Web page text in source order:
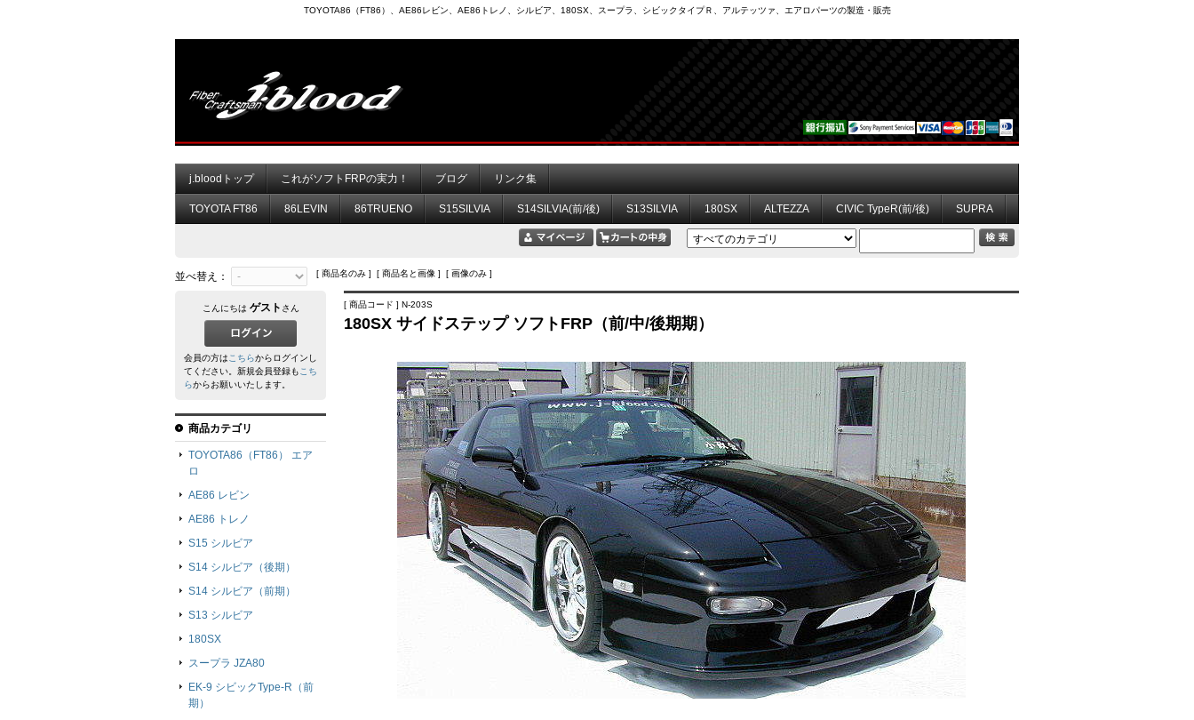
TOYOTA86（FT86）、AE86レビン、AE86トレノ、シルビア、180SX、スープラ、シビックタイプＲ、アルテッツァ、エアロパーツの製造・販売
j.bloodトップ これがソフトFRPの実力！ ブログ リンク集
TOYOTA FT86 86LEVIN 86TRUENO S15SILVIA S14SILVIA(前/後) S13SILVIA 180SX ALTEZZA CIVIC TypeR(前/後) SUPRA
並べ替え： [ 商品名のみ ] [ 商品名と画像 ] [ 画像のみ ]
[ 商品コード ] N-203S
180SX サイドステップ ソフトFRP（前/中/後期期）
こんにちは ゲスト さん
会員の方はこちらからログインし
てください。新規会員登録もこち
らからお願いいたします。
商品カテゴリ
TOYOTA86（FT86） エア
ロ
AE86 レビン
AE86 トレノ
S15 シルビア
S14 シルビア（後期）
S14 シルビア（前期）
S13 シルビア
180SX
スープラ JZA80
EK-9 シビックType-R（前
期）